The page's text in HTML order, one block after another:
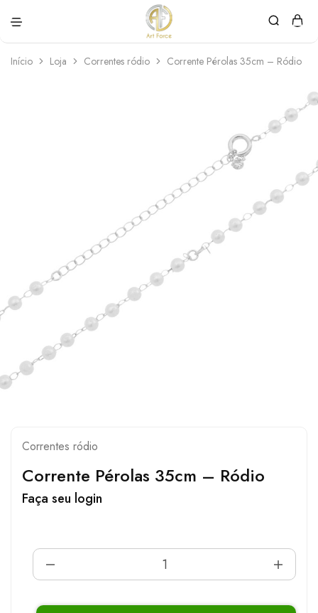
Force
personalizadas
Início Loja Correntes ródio Corrente Pérolas 35cm – Ródio
Correntes ródio
Corrente Pérolas 35cm – Ródio
Faça seu login